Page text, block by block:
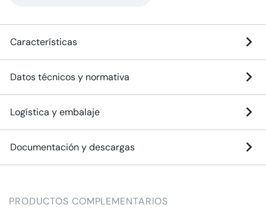
Características
Datos técnicos y normativa
Logística y embalaje
Documentación y descargas
PRODUCTOS COMPLEMENTARIOS